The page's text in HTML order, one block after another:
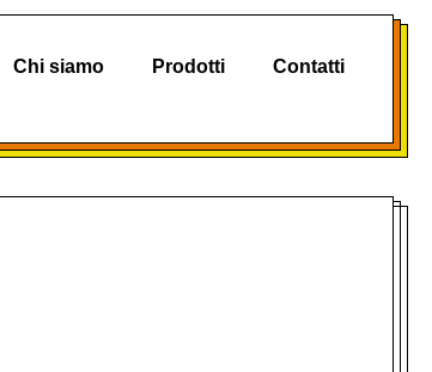
Chi siamo Prodotti Contatti